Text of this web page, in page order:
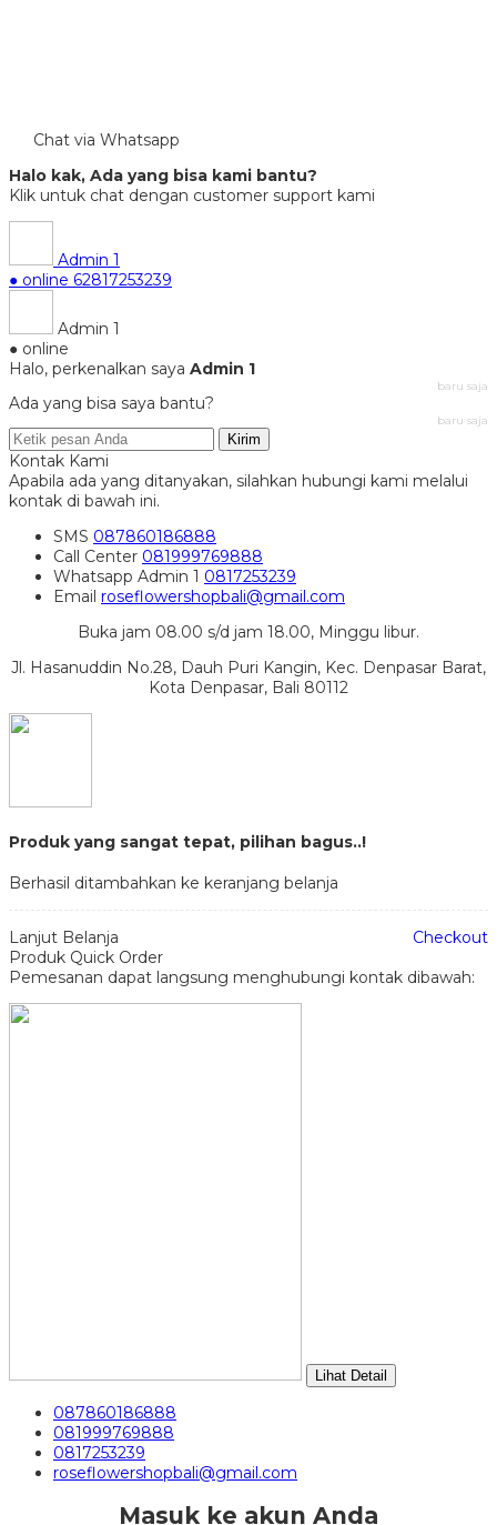
Chat via Whatsapp
Halo kak, Ada yang bisa kami bantu?
Klik untuk chat dengan customer support kami
Admin 1
● online 62817253239
Admin 1
● online
Halo, perkenalkan saya Admin 1
baru saja
Ada yang bisa saya bantu?
baru saja
Kirim
Kontak Kami
Apabila ada yang ditanyakan, silahkan hubungi kami melalui
kontak di bawah ini.
SMS 087860186888
Call Center 081999769888
Whatsapp Admin 1 0817253239
Email roseflowershopbali@gmail.com
Buka jam 08.00 s/d jam 18.00, Minggu libur.
Jl. Hasanuddin No.28, Dauh Puri Kangin, Kec. Denpasar Barat,
Kota Denpasar, Bali 80112
Produk yang sangat tepat, pilihan bagus..!
Berhasil ditambahkan ke keranjang belanja
Lanjut Belanja
Checkout
Produk Quick Order
Pemesanan dapat langsung menghubungi kontak dibawah:
Lihat Detail
087860186888
081999769888
0817253239
roseflowershopbali@gmail.com
Masuk ke akun Anda